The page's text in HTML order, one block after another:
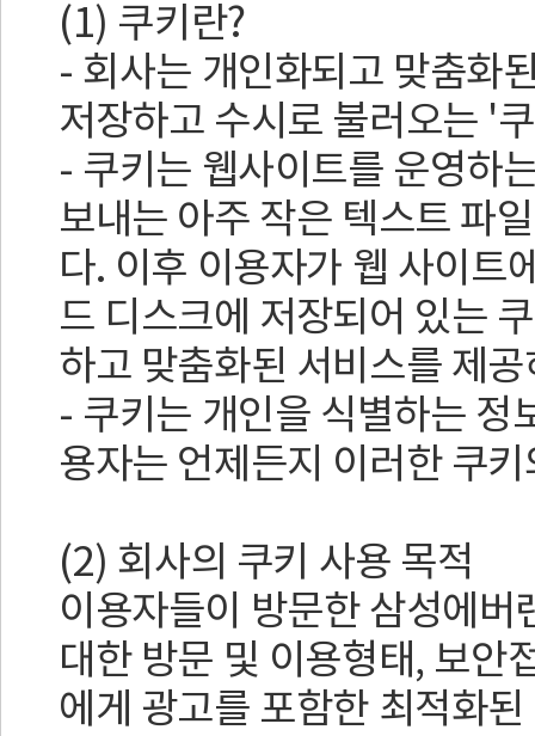
(1) 쿠키란?
- 회사는 개인화되고 맞춤화
저장하고 수시로 불러오는 '
- 쿠키는 웹사이트를 운영하
보내는 아주 작은 텍스트 파
다. 이후 이용자가 웹 사이트
드 디스크에 저장되어 있는
하고 맞춤화된 서비스를 제
- 쿠키는 개인을 식별하는 정
용자는 언제든지 이러한 쿠
(2) 회사의 쿠키 사용 목적
이용자들이 방문한 삼성에
대한 방문 및 이용형태, 보안
에게 광고를 포함한 최적화